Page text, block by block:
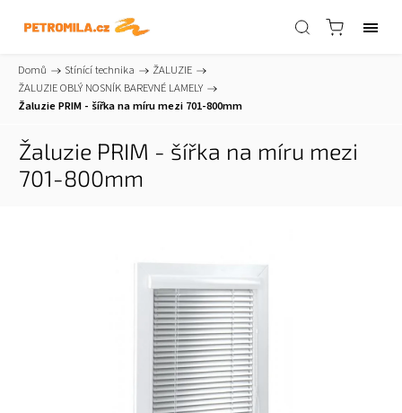
Domů / Stínící technika / ŽALUZIE /
ŽALUZIE OBLÝ NOSNÍK BAREVNÉ LAMELY /
Žaluzie PRIM - šířka na míru mezi 701-800mm
Žaluzie PRIM - šířka na míru mezi
701-800mm